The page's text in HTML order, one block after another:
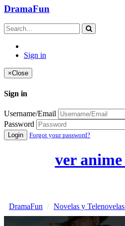
DramaFun
Sign in
×Close
Sign in
Username/Email
Password
Login Forgot your password?
ver
DramaFun Novelas y